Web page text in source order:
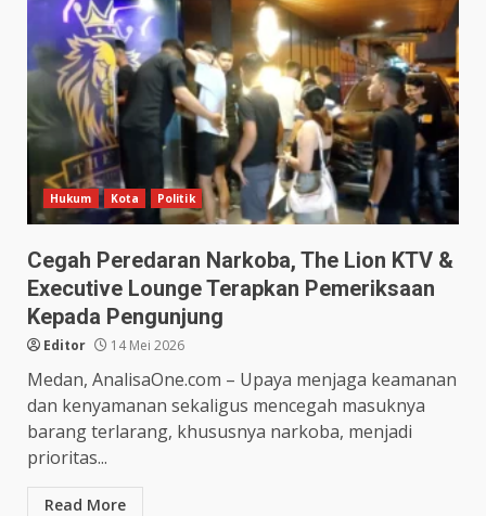
Hukum Kota Politik
Cegah Peredaran Narkoba, The Lion KTV &
Executive Lounge Terapkan Pemeriksaan
Kepada Pengunjung
Editor 14 Mei 2026
Medan, AnalisaOne.com – Upaya menjaga keamanan
dan kenyamanan sekaligus mencegah masuknya
barang terlarang, khususnya narkoba, menjadi
prioritas...
Read More